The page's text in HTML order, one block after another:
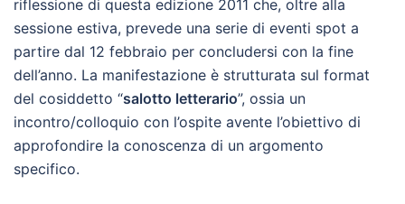
riflessione di questa edizione 2011 che, oltre alla
sessione estiva, prevede una serie di eventi spot a
partire dal 12 febbraio per concludersi con la fine
dell’anno. La manifestazione è strutturata sul format
del cosiddetto “salotto letterario”, ossia un
incontro/colloquio con l’ospite avente l’obiettivo di
approfondire la conoscenza di un argomento
specifico.